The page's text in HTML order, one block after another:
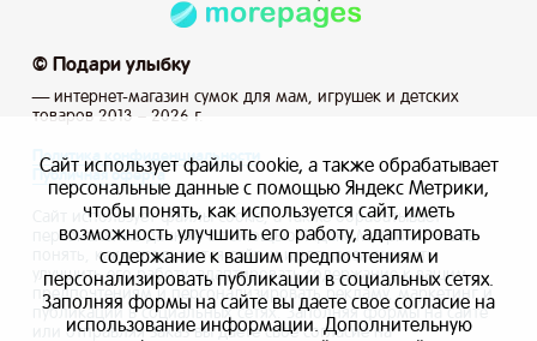
© Подари улыбку
— интернет-магазин сумок для мам, игрушек и детских
товаров 2013 – 2026 г.
Политика конфиденциальности
Публичная оферта
Сайт использует файлы cookie, а также обрабатывает
персональные данные с помощью Яндекс Метрики, чтобы
понять, как используется сайт, и иметь возможность
улучшить его работу, адаптировать содержание к вашим
предпочтениям и персонализировать рекламу, маркетинг и
публикации в социальных сетях. Заполняя формы на сайте
или отправляя заказ вы даете свое согласие на
Сайт использует файлы cookie, а также обрабатывает
персональные данные с помощью Яндекс Метрики,
чтобы понять, как используется сайт, иметь
возможность улучшить его работу, адаптировать
содержание к вашим предпочтениям и
персонализировать публикации в социальных сетях.
Заполняя формы на сайте вы даете свое согласие на
использование информации. Дополнительную